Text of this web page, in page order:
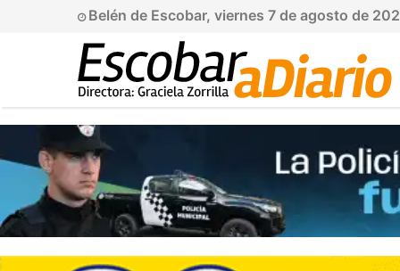
Belén de Escobar, viernes 7 de agosto de